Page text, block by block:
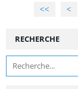
<< <
RECHERCHE